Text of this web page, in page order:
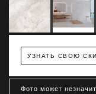
УЗНАТЬ СВОЮ
Фото может